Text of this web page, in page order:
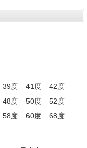
39度 41度
42度
48度 50度
52度
58度 60度 68度